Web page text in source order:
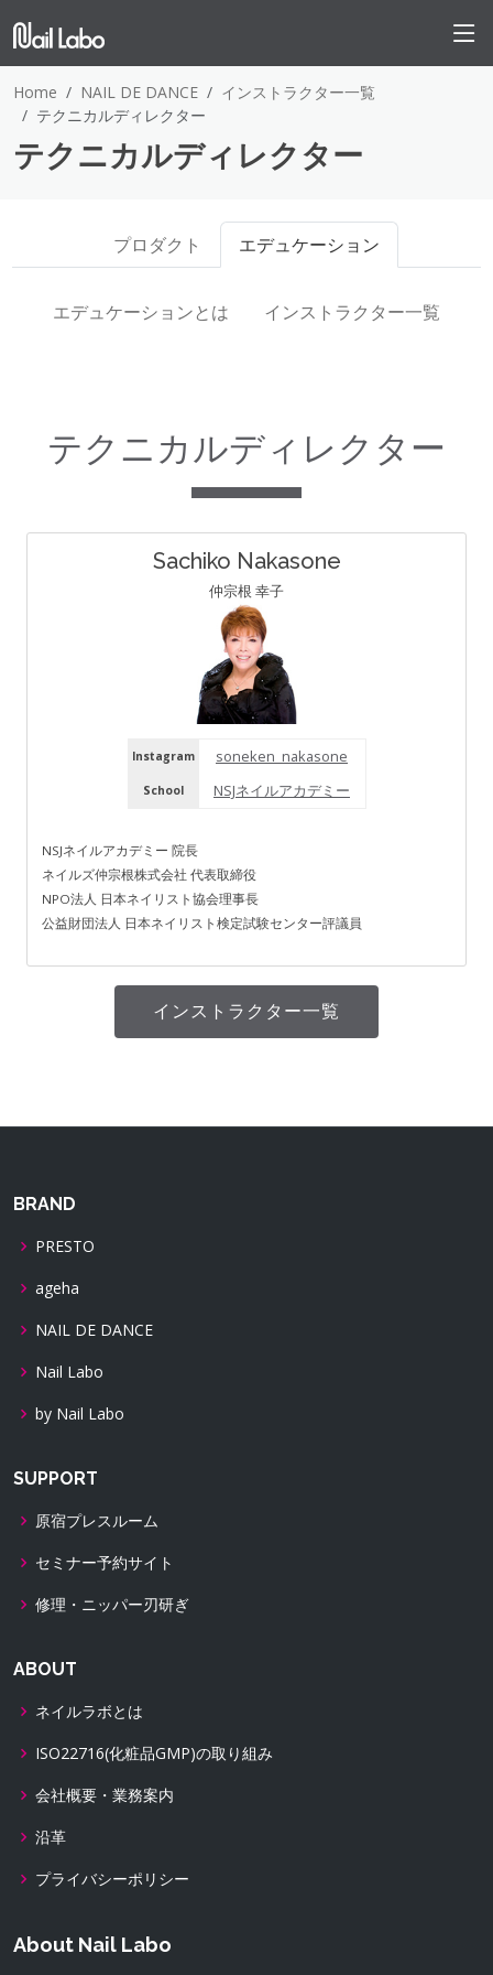
Home NAIL DE DANCE
インストラクター一覧
テクニカルディレクター
テクニカルディレクター
プロダクト エデュケーション
エデュケーションとは インストラクター一覧
テクニカルディレクター
Sachiko Nakasone
仲宗根 幸子
Instagram soneken_nakasone
School NSJネイルアカデミー
NSJネイルアカデミー 院長
ネイルズ仲宗根株式会社 代表取締役
NPO法人 日本ネイリスト協会理事長
公益財団法人 日本ネイリスト検定試験センター評議員
インストラクター一覧
BRAND
PRESTO
ageha
NAIL DE DANCE
Nail Labo
by Nail Labo
SUPPORT
原宿プレスルーム
セミナー予約サイト
修理・ニッパー刃研ぎ
ABOUT
ネイルラボとは
ISO22716(化粧品GMP)の取り組み
会社概要・業務案内
沿革
プライバシーポリシー
About Nail Labo